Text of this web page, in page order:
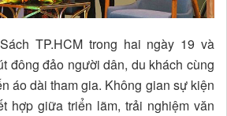
TP.HCM trong hai ngày 19 và
đông đảo người dân, du khách cùng
áo dài tham gia. Không gian sự kiện
hợp giữa triển lãm, trải nghiệm văn